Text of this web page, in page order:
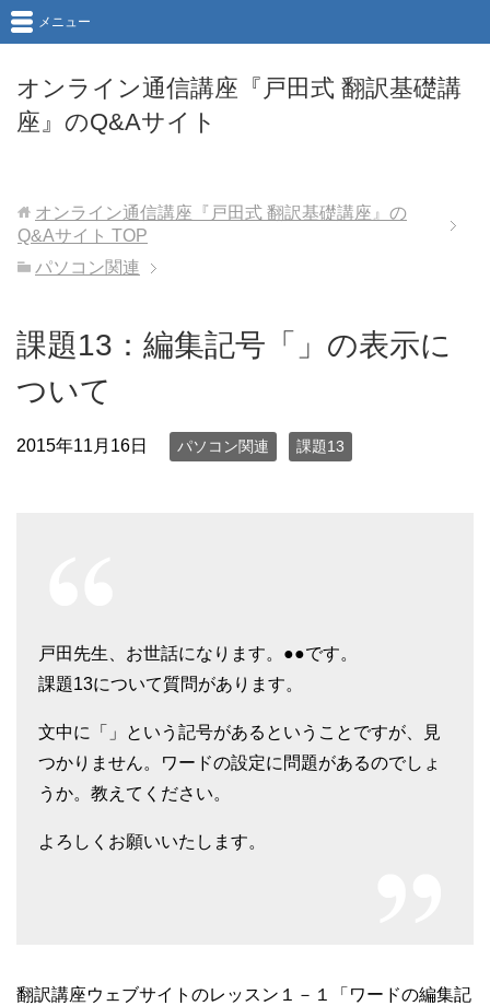
オンライン通信講座『戸田式 翻訳基礎講
座』のQ&Aサイト
メニュー
オンライン通信講座『戸田式 翻訳基礎講座』の
Q&Aサイト TOP
パソコン関連
課題13：編集記号「」の表示に
ついて
2015年11月16日 パソコン関連 課題13
戸田先生、お世話になります。●●です。
課題13について質問があります。
文中に「」という記号があるということですが、見
つかりません。ワードの設定に問題があるのでしょ
うか。教えてください。
よろしくお願いいたします。
翻訳講座ウェブサイトのレッスン１－１「ワードの編集記